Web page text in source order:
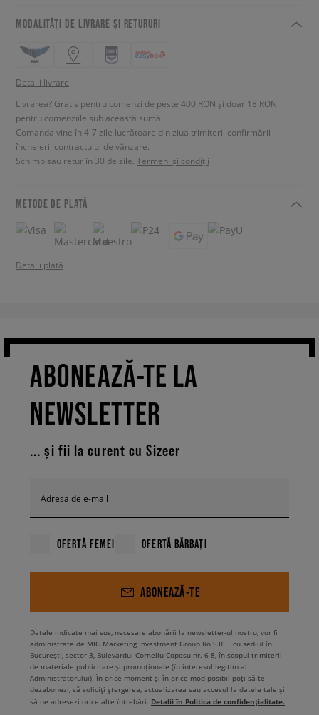
MODALITĂȚI DE LIVRARE ȘI RETURURI
Detalii livrare
Livrarea? Gratis pentru comenzi de peste 400 RON și doar 18 RON
pentru comenziile sub această sumă.
Comanda vine în 4-7 zile lucrătoare din ziua trimiterii confirmării
încheierii contractului de vânzare.
Schimb sau retur în 30 de zile. Termeni și condiții
METODE DE PLATĂ
Detalii plată
ABONEAZĂ-TE LA
NEWSLETTER
... și fii la curent cu Sizeer
Adresa de e-mail
OFERTĂ FEMEI OFERTĂ BĂRBAȚI
ABONEAZĂ-TE
Datele indicate mai sus, necesare abonării la newsletter-ul nostru, vor fi
administrate de MIG Marketing Investment Group Ro S.R.L. cu sediul în
București, sector 3, Bulevardul Corneliu Coposu nr. 6-8, în scopul trimiterii
de materiale publicitare și promoționale (în interesul legitim al
Administratorului). În orice moment și în orice mod posibil poți să te
dezabonezi, să soliciți ștergerea, actualizarea sau accesul la datele tale și
să ne adresezi orice alte întrebări. Detalii în Politica de confidențialitate.